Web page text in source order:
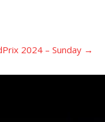
2024 – Sunday →